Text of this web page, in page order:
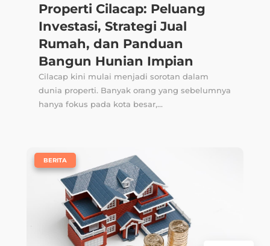
Properti Cilacap: Peluang
Investasi, Strategi Jual
Rumah, dan Panduan
Bangun Hunian Impian
Cilacap kini mulai menjadi sorotan dalam
dunia properti. Banyak orang yang sebelumnya
hanya fokus pada kota besar,...
BERITA